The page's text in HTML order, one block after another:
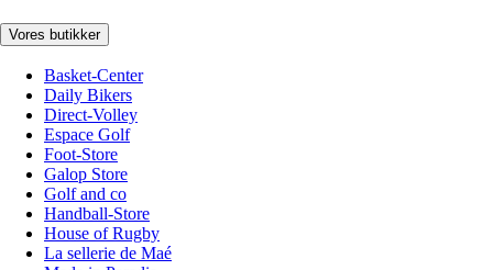
Vores butikker
Basket-Center
Daily Bikers
Direct-Volley
Espace Golf
Foot-Store
Galop Store
Golf and co
Handball-Store
House of Rugby
La sellerie de Maé